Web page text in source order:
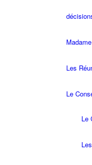
Les
Le
Le